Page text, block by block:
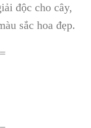
độc cho cây,
sắc hoa đẹp.